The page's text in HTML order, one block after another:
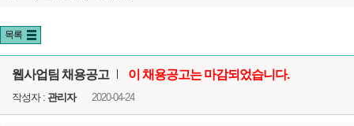
목록
웹사업팀 채용공고 이 채용공고는 마감되었습니다.
작성자 : 관리자 2020-04-24